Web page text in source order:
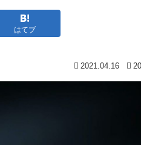
はてブ
2021.04.16